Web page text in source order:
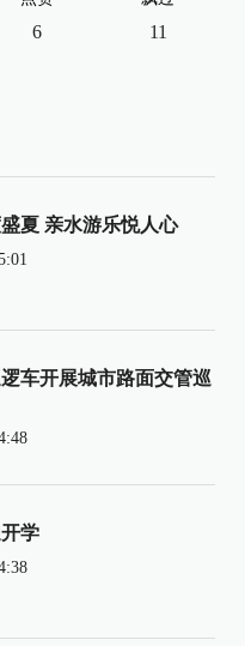
6 11
夏 亲水游乐悦人心
车开展城市路面交管巡
学